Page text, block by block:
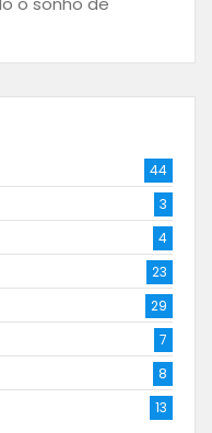
44
3
4
23
29
7
8
13